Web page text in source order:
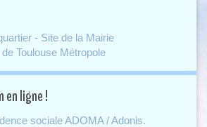
- Site de la Mairie
Toulouse Métropole
ligne !
sociale ADOMA / Adonis.